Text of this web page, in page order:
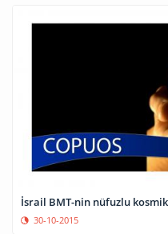
İsrail BMT-nin nüfuzlu
30-10-2015